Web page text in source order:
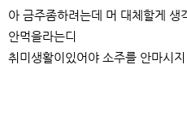
아 금주좀하려는데 머 대체할게 생
안먹을라는디
취미생활이있어야 소주를 안마시